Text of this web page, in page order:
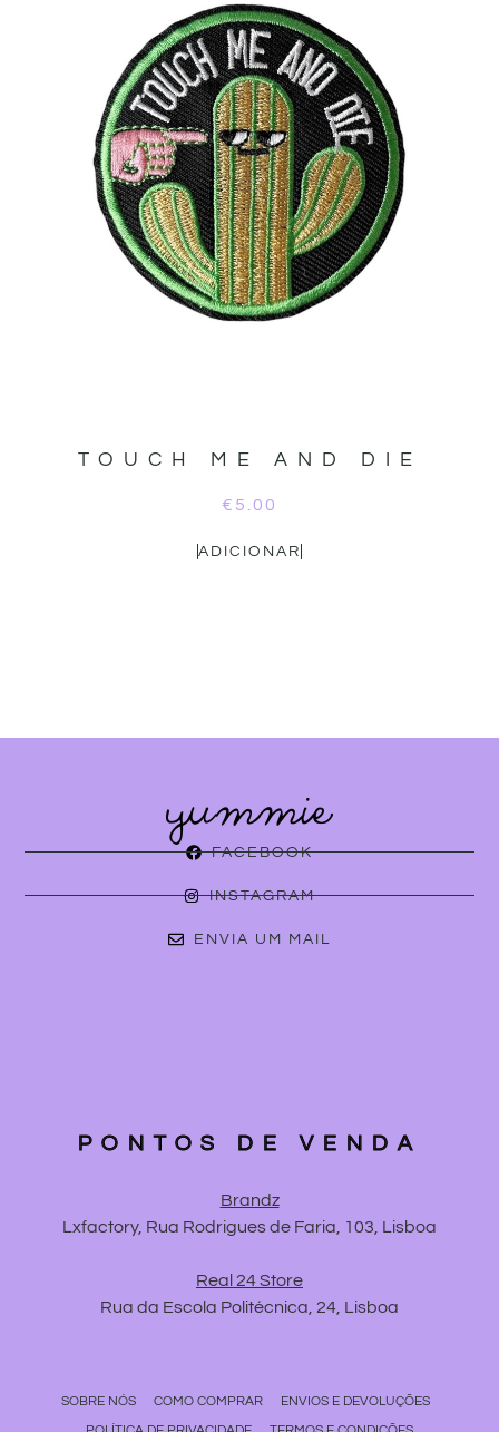
TOUCH ME AND DIE
€ 5.00
ADICIONAR
FACEBOOK
INSTAGRAM
ENVIA UM MAIL
PONTOS DE VENDA
Brandz
Lxfactory, Rua Rodrigues de Faria, 103, Lisboa
Real 24 Store
Rua da Escola Politécnica, 24, Lisboa
SOBRE NÓS COMO COMPRAR
ENVIOS E DEVOLUÇÕES